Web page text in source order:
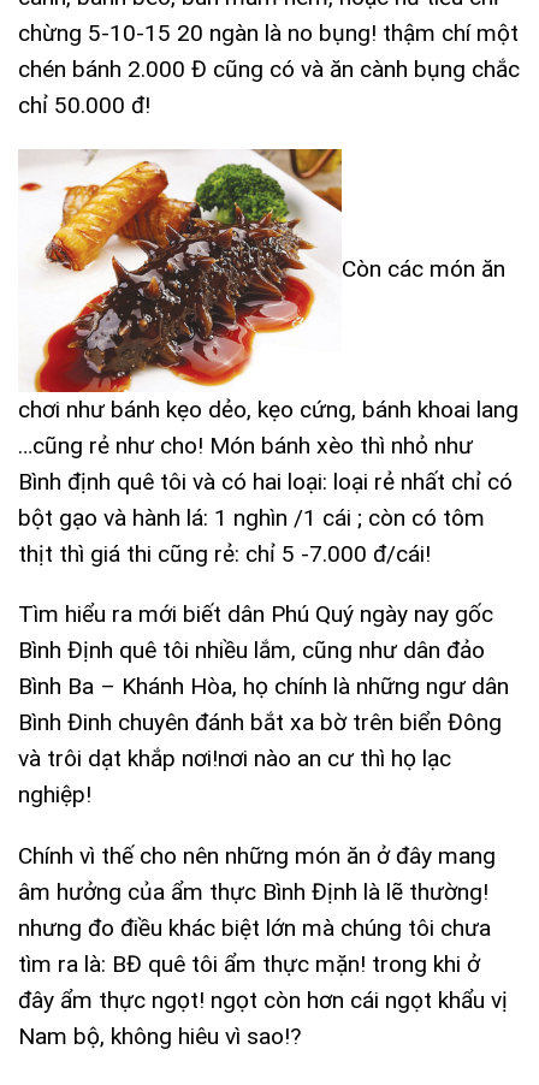
chừng 5-10-15 20 ngàn là no bụng! thậm chí một
chén bánh 2.000 Đ cũng có và ăn cành bụng chắc
chỉ 50.000 đ!
Còn các món ăn
chơi như bánh kẹo dẻo, kẹo cứng, bánh khoai lang
…cũng rẻ như cho! Món bánh xèo thì nhỏ như
Bình định quê tôi và có hai loại: loại rẻ nhất chỉ có
bột gạo và hành lá: 1 nghìn /1 cái ; còn có tôm
thịt thì giá thi cũng rẻ: chỉ 5 -7.000 đ/cái!
Tìm hiểu ra mới biết dân Phú Quý ngày nay gốc
Bình Định quê tôi nhiều lắm, cũng như dân đảo
Bình Ba – Khánh Hòa, họ chính là những ngư dân
Bình Đinh chuyên đánh bắt xa bờ trên biển Đông
và trôi dạt khắp nơi!nơi nào an cư thì họ lạc
nghiệp!
Chính vì thế cho nên những món ăn ở đây mang
âm hưởng của ẩm thực Bình Định là lẽ thường!
nhưng đo điều khác biệt lớn mà chúng tôi chưa
tìm ra là: BĐ quê tôi ẩm thực mặn! trong khi ở
đây ẩm thực ngọt! ngọt còn hơn cái ngọt khẩu vị
Nam bộ, không hiêu vì sao!?